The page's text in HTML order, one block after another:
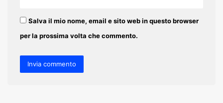
Salva il mio nome, email e sito web in questo browser
per la prossima volta che commento.